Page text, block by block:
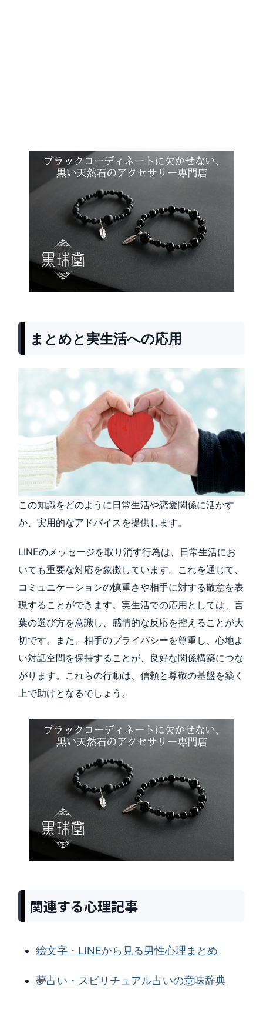
まとめと実生活への応用
この知識をどのように日常生活や恋愛関係に活かす
か、実用的なアドバイスを提供します。
LINEのメッセージを取り消す行為は、日常生活にお
いても重要な対応を象徴しています。これを通じて、
コミュニケーションの慎重さや相手に対する敬意を表
現することができます。実生活での応用としては、言
葉の選び方を意識し、感情的な反応を控えることが大
切です。また、相手のプライバシーを尊重し、心地よ
い対話空間を保持することが、良好な関係構築につな
がります。これらの行動は、信頼と尊敬の基盤を築く
上で助けとなるでしょう。
関連する心理記事
絵文字・LINEから見る男性心理まとめ
夢占い・スピリチュアル占いの意味辞典